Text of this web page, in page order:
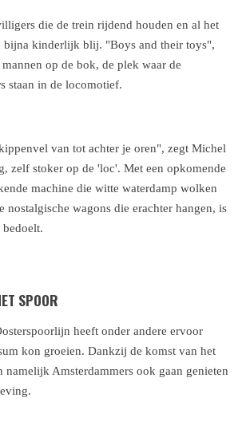
die de trein rijdend houden en al het
bijna kinderlijk blij. "Boys and their toys",
op de bok, de plek waar de
staan in de locomotief.
van tot achter je oren", zegt Michel
zelf stoker op de 'loc'. Met een opkomende
machine die witte waterdamp wolken
nostalgische wagons die erachter hangen, is
SPOOR
heeft onder andere ervoor
kon groeien. Dankzij de komst van het
namelijk Amsterdammers ook gaan genieten